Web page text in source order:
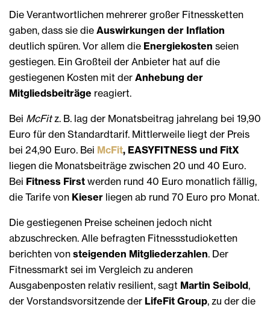
Die Verantwortlichen mehrerer großer Fitnessketten
gaben, dass sie die Auswirkungen der Inflation
deutlich spüren. Vor allem die Energiekosten seien
gestiegen. Ein Großteil der Anbieter hat auf die
gestiegenen Kosten mit der Anhebung der
Mitgliedsbeiträge reagiert.
Bei McFitz. B. lag der Monatsbeitrag jahrelang bei 19,90
Euro für den Standardtarif. Mittlerweile liegt der Preis
bei 24,90 Euro. Bei McFit, EASYFITNESS und FitX
liegen die Monatsbeiträge zwischen 20 und 40 Euro.
Bei Fitness First werden rund 40 Euro monatlich fällig,
die Tarife von Kieser liegen ab rund 70 Euro pro Monat.
Die gestiegenen Preise scheinen jedoch nicht
abzuschrecken. Alle befragten Fitnessstudioketten
berichten von steigenden Mitgliederzahlen. Der
Fitnessmarkt sei im Vergleich zu anderen
Ausgabenposten relativ resilient, sagt Martin Seibold,
der Vorstandsvorsitzende der LifeFit Group, zu der die